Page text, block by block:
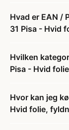
Hvad er EAN /
31 Pisa - Hvid
Hvilken
Pisa - Hvid
Hvor kan jeg
Hvid folie,